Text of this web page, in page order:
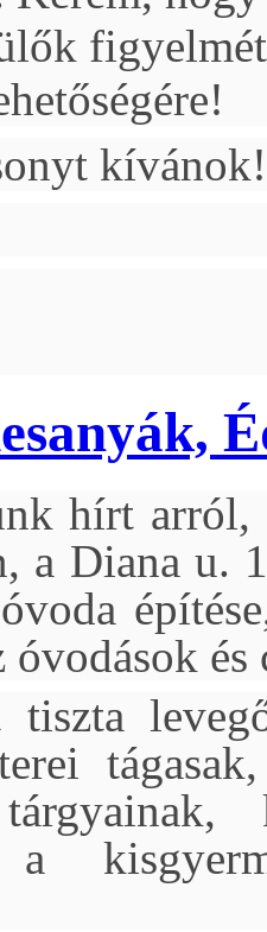
kívánok!
hírt
a Diana u.
óvodások
a